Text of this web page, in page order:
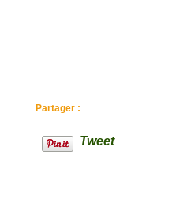
Partager :
Tweet